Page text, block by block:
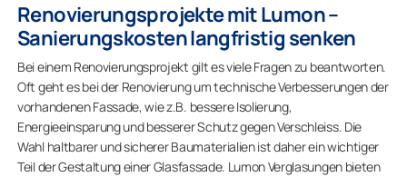
Renovierungsprojekte mit Lumon –
Sanierungskosten langfristig senken
Bei einem Renovierungsprojekt gilt es viele Fragen zu beantworten.
Oft geht es bei der Renovierung um technische Verbesserungen der
vorhandenen Fassade, wie z.B. bessere Isolierung,
Energieeinsparung und besserer Schutz gegen Verschleiss. Die
Wahl haltbarer und sicherer Baumaterialien ist daher ein wichtiger
Teil der Gestaltung einer Glasfassade. Lumon Verglasungen bieten